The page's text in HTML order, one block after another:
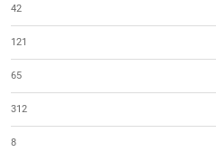
42
121
65
312
8